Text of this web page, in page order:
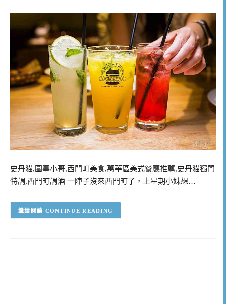
史丹貓,圍事小哥,西門町美食,萬華區美式餐廳推薦,史丹貓獨門
特調,西門町調酒 一陣子沒來西門町了，上星期小妹想…
CONTINUE READING